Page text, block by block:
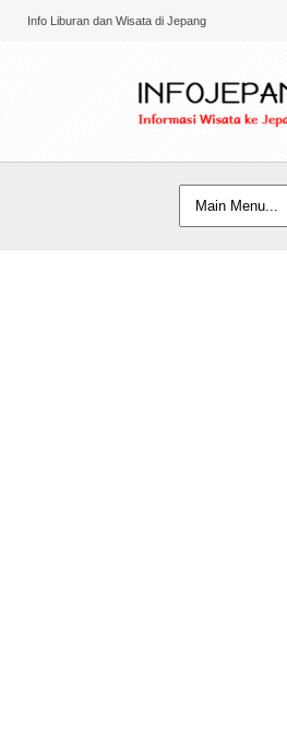
Info Liburan dan Wisata di Jepang